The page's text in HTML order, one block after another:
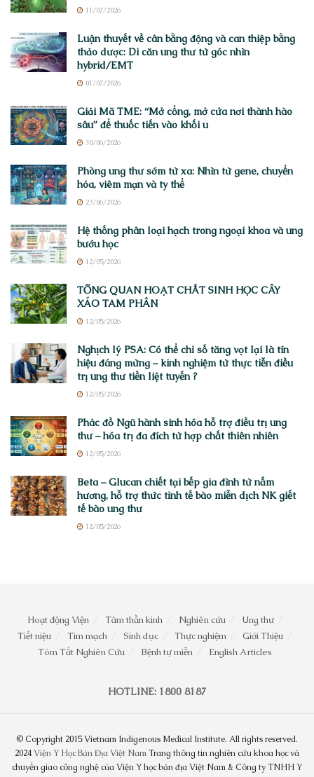
11/07/2026
Luận thuyết về cân bằng động và can thiệp bằng
thảo dược: Di căn ung thư từ góc nhìn
hybrid/EMT
01/07/2026
Giải Mã TME: “Mở cổng, mở cửa nơi thành hào
sâu” để thuốc tiến vào khối u
30/06/2026
Phòng ung thư sớm từ xa: Nhìn từ gene, chuyển
hóa, viêm mạn và ty thể
23/06/2026
Hệ thống phân loại hạch trong ngoại khoa và ung
bướu học
12/05/2026
TỔNG QUAN HOẠT CHẤT SINH HỌC CÂY
XÁO TAM PHÂN
12/05/2026
Nghịch lý PSA: Có thể chỉ số tăng vọt lại là tín
hiệu đáng mừng – kinh nghiệm từ thực tiễn điều
trị ung thư tiền liệt tuyến ?
12/05/2026
Phác đồ Ngũ hành sinh hóa hỗ trợ điều trị ung
thư – hóa trị đa đích từ hợp chất thiên nhiên
12/05/2026
Beta – Glucan chiết tại bếp gia đình từ nấm
hương, hỗ trợ thức tỉnh tế bào miễn dịch NK giết
tế bào ung thư
12/05/2026
Hoạt động Viện Tâm thần kinh Nghiên cứu
Ung thư
Tiết niệu
Tim mạch Sinh dục Thực nghiệm
Giới Thiệu
Tóm Tắt Nghiên Cứu
Bệnh tự miễn English Articles
HOTLINE: 1800 8187
© Copyright 2015 Vietnam Indigenous Medical Institute. All rights reserved.
2024Viện Y Học Bản Địa Việt NamTrang thông tin nghiên cứu khoa học và
chuyển giao công nghệ của Viện Y học bản địa Việt Nam & Công ty TNHH Y